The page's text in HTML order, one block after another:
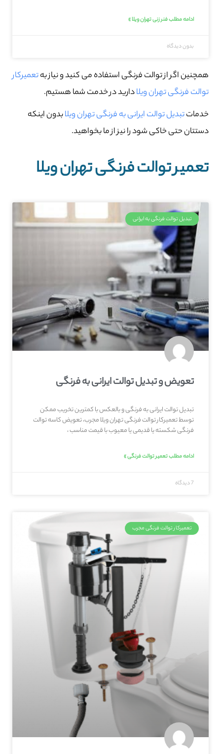
ادامه مطلب فنر زنی تهران ویلا »
بدون دیدگاه
همچنین اگر از توالت فرنگی استفاده می کنید و نیاز بهتعمیرکار
توالت فرنگی تهران ویلادارید در خدمت شما هستیم.
خدماتتبدیل توالت ایرانی به فرنگی تهران ویلابدون اینکه
دستتان حتی خاکی شود را نیز از ما بخواهید.
تعمیر توالت فرنگی تهران ویلا
تبدیل توالت فرنگی به ایرانی
تعویض و تبدیل توالت ایرانی به فرنگی
تبدیل توالت ایرانی به فرنگی و بالعکس با کمترین تخریب ممکن
توسط تعمیرکار توالت فرنگی تهران ویلا مجرب، تعویض کاسه توالت
فرنگی شکسته یا قدیمی یا معیوب با قیمت مناسب ،
ادامه مطلب تعمیر توالت فرنگی »
7 دیدگاه
تعمیرکار توالت فرنگی مجرب